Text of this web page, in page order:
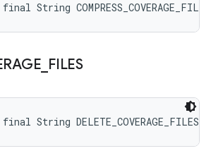
String COMPRESS_COVERAGE_FILES
FILES
String DELETE_COVERAGE_FILES